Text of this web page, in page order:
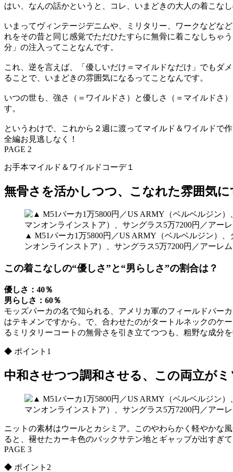
はい、なんの話かというと、コレ、いまどきの大人の着こなし
いまってヴィンテージデニムや、ミリタリー、ワークなどな
れをその昔と同じ感覚でただひたすらに無骨に着こなしちゃ
分」の注入ってことなんです。
これ、逆を言えば、「優しいだけ＝マイルドなだけ」でもダ
ることで、いまどきの雰囲気になるってことなんです。
いつの世も、強さ（＝ワイルドさ）と優しさ（＝マイルドさ
す。
というわけで、これから２週に渡ってマイルド＆ワイルドで
全編お見逃しなく！
PAGE 2
お手本マイルド＆ワイルドコーデ１
無骨さを活かしつつ、こなれた雰囲気
▲ M51パーカ1万5800円／US ARMY（ベルベルジン）
ンオンラインストア）、サングラス5万7200円／アーレ
この着こなしの“優しさ”と“男らしさ”の割合は？
優しさ：40％
男らしさ：60％
モッズパーカの名で知られる、アメリカ軍のフィールドパー
はテキメンですから。で、合わせたのがタートルネックのケ
るミリタリーコートの無骨さを引き立てつつも、粗野な成分
◆ ポイント1
中和させつつ調和させる、この両立がミ
ニットの素材はウールとカシミア。このやわらかく軽やかな
ると、褪せたカーキ色のバックサテン地とギャップが出すぎ
PAGE 3
◆ ポイント2